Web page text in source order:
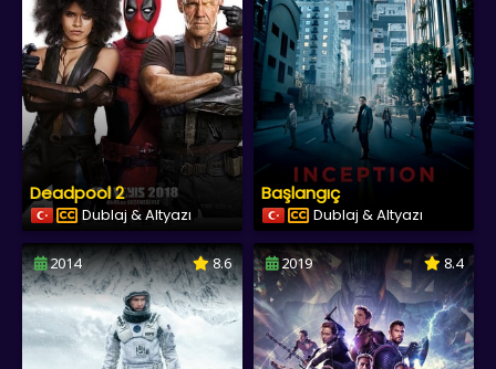
Deadpool 2
Dublaj & Altyazı
Başlangıç
Dublaj & Altyazı
2014 8.6 2019 8.4